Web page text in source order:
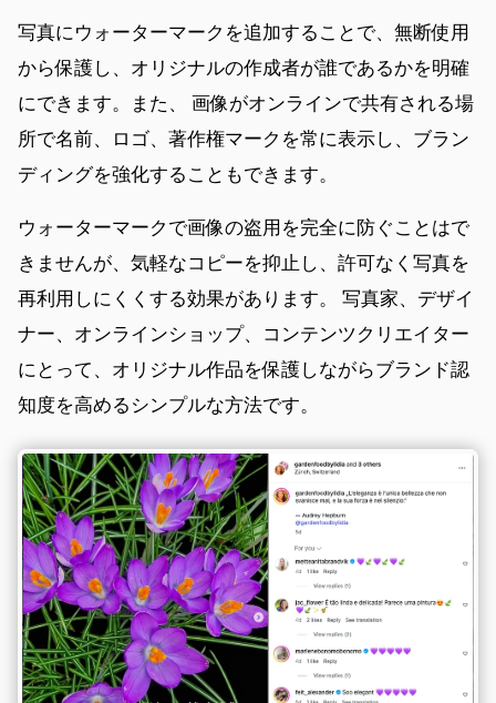
写真にウォーターマークを追加することで、無断使用
から保護し、オリジナルの作成者が誰であるかを明確
にできます。また、 画像がオンラインで共有される場
所で名前、ロゴ、著作権マークを常に表示し、ブラン
ディングを強化することもできます。
ウォーターマークで画像の盗用を完全に防ぐことはで
きませんが、気軽なコピーを抑止し、許可なく写真を
再利用しにくくする効果があります。 写真家、デザイ
ナー、オンラインショップ、コンテンツクリエイター
にとって、オリジナル作品を保護しながらブランド認
知度を高めるシンプルな方法です。